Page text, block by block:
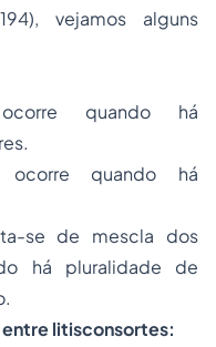
vejamos alguns
quando há
ocorre quando há
se de mescla dos
há pluralidade de
entre litisconsortes: